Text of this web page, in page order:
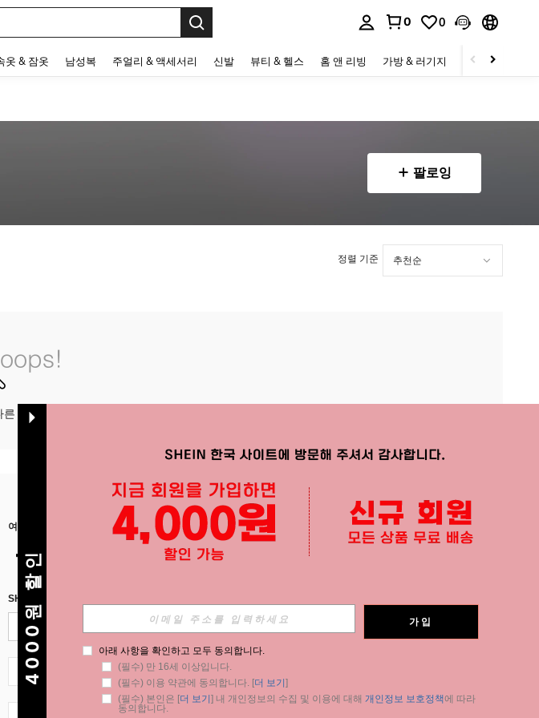
0 0
옷 & 잠옷 남성복 주얼리 & 액세서리 신발 뷰티 & 헬스 홈 앤 리빙 가방 & 러기지 스포츠 & 아웃
팔로잉
정렬 기준
옵션으로 시도하십시오.
여기에서 저희를 찾아주세요 APP
SHEIN STYLE NEWS에 등록하세요.
KR + 82
4000원 할인 가입
아래 사항을 확인하고 모두 동의합니다.
(필수) 만 16세 이상입니다.
(필수) 이용 약관에 동의합니다. [더 보기 ]
(필수) 본인은 [더 보기 ] 내 개인정보의 수집 및 이용에 대해 개인정보 보호정책에 따라
동의합니다.